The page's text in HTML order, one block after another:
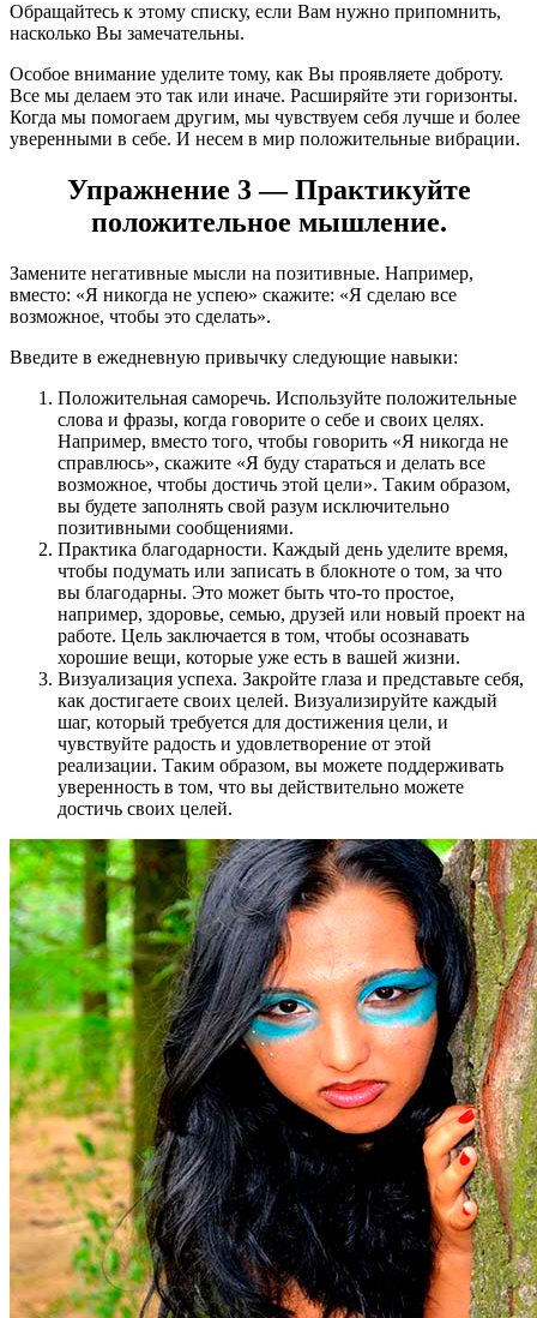
Обращайтесь к этому списку, если Вам нужно припомнить,
насколько Вы замечательны.
Особое внимание уделите тому, как Вы проявляете доброту.
Все мы делаем это так или иначе. Расширяйте эти горизонты.
Когда мы помогаем другим, мы чувствуем себя лучше и более
уверенными в себе. И несем в мир положительные вибрации.
Упражнение 3 — Практикуйте
положительное мышление.
Замените негативные мысли на позитивные. Например,
вместо: «Я никогда не успею» скажите: «Я сделаю все
возможное, чтобы это сделать».
Введите в ежедневную привычку следующие навыки:
Положительная саморечь. Используйте положительные
слова и фразы, когда говорите о себе и своих целях.
Например, вместо того, чтобы говорить «Я никогда не
справлюсь», скажите «Я буду стараться и делать все
возможное, чтобы достичь этой цели». Таким образом,
вы будете заполнять свой разум исключительно
позитивными сообщениями.
Практика благодарности. Каждый день уделите время,
чтобы подумать или записать в блокноте о том, за что
вы благодарны. Это может быть что-то простое,
например, здоровье, семью, друзей или новый проект на
работе. Цель заключается в том, чтобы осознавать
хорошие вещи, которые уже есть в вашей жизни.
Визуализация успеха. Закройте глаза и представьте себя,
как достигаете своих целей. Визуализируйте каждый
шаг, который требуется для достижения цели, и
чувствуйте радость и удовлетворение от этой
реализации. Таким образом, вы можете поддерживать
уверенность в том, что вы действительно можете
достичь своих целей.